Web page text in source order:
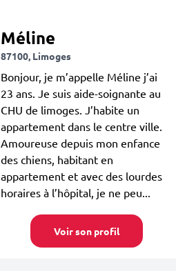
Méline
87100, Limoges
Bonjour, je m’appelle Méline j’ai
23 ans. Je suis aide-soignante au
CHU de limoges. J’habite un
appartement dans le centre ville.
Amoureuse depuis mon enfance
des chiens, habitant en
appartement et avec des lourdes
horaires à l’hôpital, je ne peu...
Voir son profil